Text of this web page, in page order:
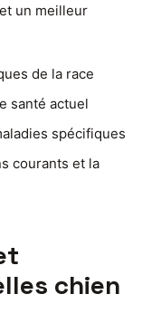
un meilleur
de la race
santé actuel
spécifiques
courants et la
chien